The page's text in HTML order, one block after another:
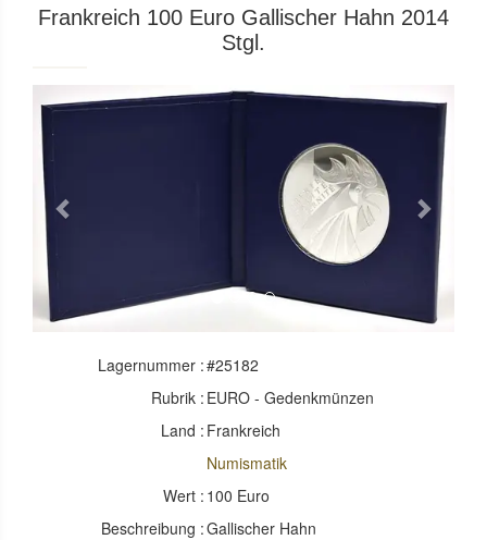
Frankreich 100 Euro Gallischer Hahn 2014
Stgl.
Previous Next
Lagernummer :#25182
Rubrik : EURO - Gedenkmünzen
Land : Frankreich
Numismatik
Wert : 100 Euro
Beschreibung :Gallischer Hahn